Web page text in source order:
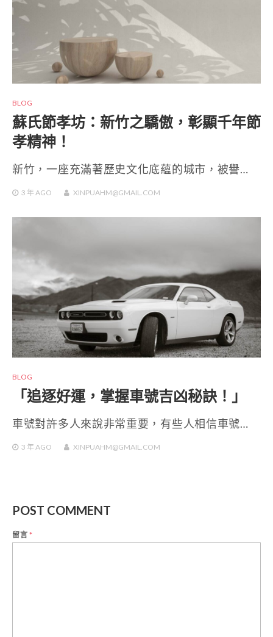
BLOG
蘇氏節孝坊：新竹之驕傲，彰顯千年節
孝精神！
新竹，一座充滿著歷史文化底蘊的城市，被譽…
3 年AGO XINPUAHM@GMAIL.COM
BLOG
「追逐好運，掌握車號吉凶秘訣！」
車號對許多人來說非常重要，有些人相信車號…
3 年AGO XINPUAHM@GMAIL.COM
POST COMMENT
留言*